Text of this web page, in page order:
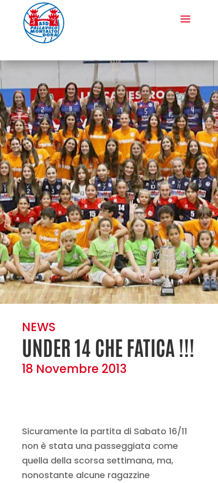
NEWS
UNDER 14 CHE FATICA !!!
18 Novembre 2013
Sicuramente la partita di Sabato 16/11
non è stata una passeggiata come
quella della scorsa settimana, ma,
nonostante alcune ragazzine